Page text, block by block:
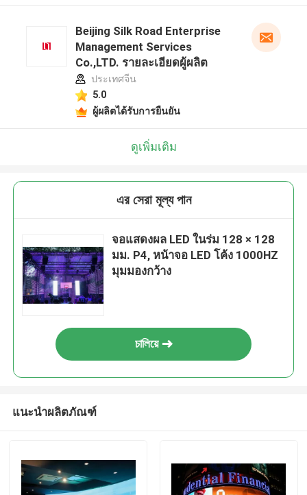
Beijing Silk Road Enterprise
Management Services
Co.,LTD. รายละเอียดผู้ผลิต
ประเทศจีน
5.0
ผู้ผลิตได้รับการยืนยัน
ดูเพิ่มเติม
এর সেরা মূল্য পান
จอแสดงผล LED ในร่ม 128 × 128
มม. P4, หน้าจอ LED โค้ง 1000HZ
มุมมองกว้าง
চালিয়ে
แนะนำผลิตภัณฑ์